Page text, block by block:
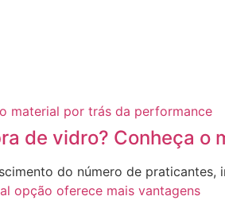
de vidro? Conheça o
do número de praticantes,